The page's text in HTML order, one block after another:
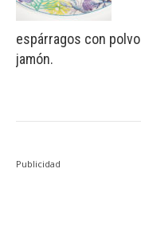
espárragos con
jamón.
Publicidad